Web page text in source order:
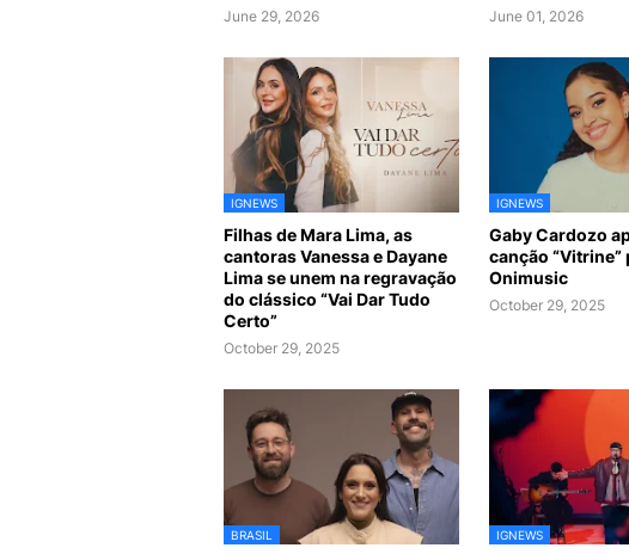
June 29, 2026 June 01, 2026
IGNEWS
Filhas de Mara Lima, as
cantoras Vanessa e Dayane
Lima se unem na regravação
do clássico “Vai Dar Tudo
Certo”
October 29, 2025
IGNEWS
Gaby Cardozo
canção “Vitrine”
Onimusic
October 29, 2025
BRASIL IGNEWS